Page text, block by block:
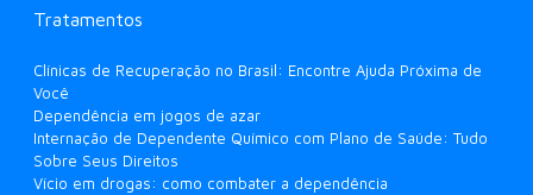
Tratamentos
Clínicas de Recuperação no Brasil: Encontre Ajuda Próxima de
Você
Dependência em jogos de azar
Internação de Dependente Químico com Plano de Saúde: Tudo
Sobre Seus Direitos
Vício em drogas: como combater a dependência